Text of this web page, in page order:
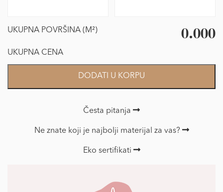
UKUPNA POVRŠINA (M²) 0.000
UKUPNA CENA
Foto
geometrija
DODATI U KORPU
Česta pitanja
Ne znate koji je najbolji materijal za vas?
Eko sertifikati